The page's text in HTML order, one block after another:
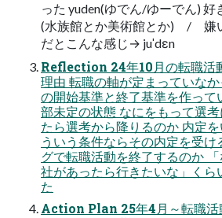
った yuden(ゆでん/ゆーでん)
(水族館とか美術館とか) / 嫌
だとこんな感じ→ juˈdɛn
Reflection 24年10月の転職活
理由 転職の軸が定まっていな
の開始基準と終了基準を作って
部未定の状態 なにをもって選
たら選考から降りるのか 内定
ういう条件ならその内定を受
グで転職活動を終了するのか
社があったら行きたいな」くら
た
Action Plan 25年4月～転職活